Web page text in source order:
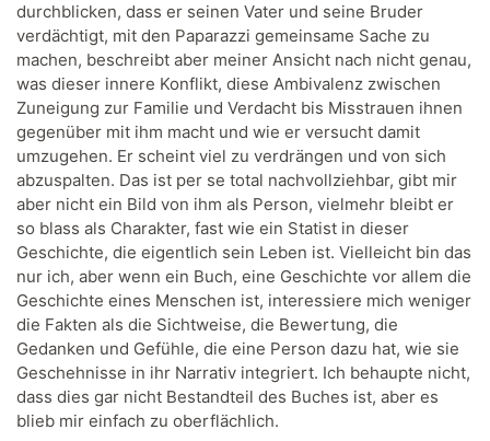
durchblicken, dass er seinen Vater und seine Bruder
verdächtigt, mit den Paparazzi gemeinsame Sache zu
machen, beschreibt aber meiner Ansicht nach nicht genau,
was dieser innere Konflikt, diese Ambivalenz zwischen
Zuneigung zur Familie und Verdacht bis Misstrauen ihnen
gegenüber mit ihm macht und wie er versucht damit
umzugehen. Er scheint viel zu verdrängen und von sich
abzuspalten. Das ist per se total nachvollziehbar, gibt mir
aber nicht ein Bild von ihm als Person, vielmehr bleibt er
so blass als Charakter, fast wie ein Statist in dieser
Geschichte, die eigentlich sein Leben ist. Vielleicht bin das
nur ich, aber wenn ein Buch, eine Geschichte vor allem die
Geschichte eines Menschen ist, interessiere mich weniger
die Fakten als die Sichtweise, die Bewertung, die
Gedanken und Gefühle, die eine Person dazu hat, wie sie
Geschehnisse in ihr Narrativ integriert. Ich behaupte nicht,
dass dies gar nicht Bestandteil des Buches ist, aber es
blieb mir einfach zu oberflächlich.